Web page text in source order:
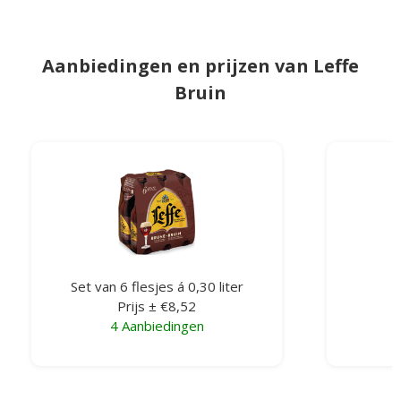
Aanbiedingen en prijzen van Leffe
Bruin
Set van 6 flesjes á 0,30 liter
Prijs ± €8,52
4 Aanbiedingen